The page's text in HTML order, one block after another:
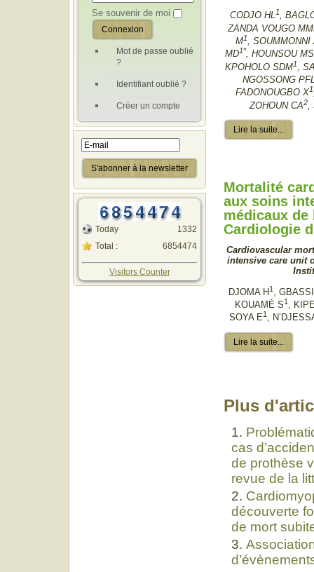
Se souvenir de moi
Mot de passe oublié
?
Identifiant oublié ?
Créer un compte
Today
Total :
1332
6854474
Visitors Counter
CODJO HL1,
ZANDA VOUGO
M1
, SOUMMONNI
MD1*, HOUNSOU
KPOHOLO SDM1
,
NGOSSONG
FADONOUGBO X1
ZOHOUN CA2
Lire la suite...
Mortalité
aux soins
médicaux de
Cardiologie
Cardiovascular
intensive care unit
DJOMA H1,
KOUAMÉ S1,
SOYA E1 ,
Lire la suite...
Plus
cas
de prothèse
revue de la
découverte
de mort